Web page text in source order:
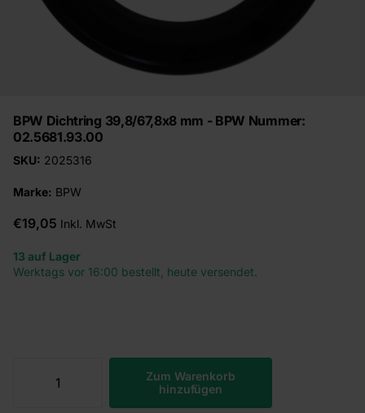
BPW Dichtring 39,8/67,8x8 mm - BPW Nummer:
02.5681.93.00
SKU: 2025316
Marke: BPW
€19,05 Inkl. MwSt
13 auf Lager
Werktags vor 16:00 bestellt, heute versendet.
Zum Warenkorb
hinzufügen